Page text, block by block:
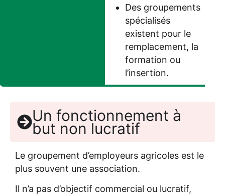
Des groupements
spécialisés
existent pour le
remplacement, la
formation ou
l’insertion.
Un fonctionnement à
but non lucratif
Le groupement d’employeurs agricoles est le
plus souvent une association.
Il n’a pas d’objectif commercial ou lucratif,